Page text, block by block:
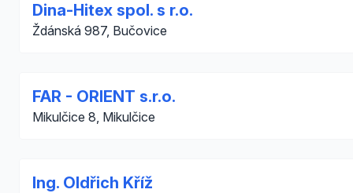
Dina-Hitex spol. s r.o.
Ždánská 987, Bučovice
FAR - ORIENT s.r.o.
Mikulčice 8, Mikulčice
Ing. Oldřich Kříž